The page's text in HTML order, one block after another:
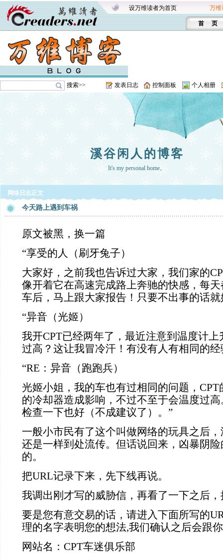
设万维读者为首页 万维
首 页
搜索>> 发表日志 控制面板 个人相册
溪谷闲人的博客
It's my personal home。
网络日志正文
今天路上遇到车祸
原文被黑，换一篇
“享受的人（刷牙兔子）
大家好，之前我也告诉过大家，我们家的
像开着它在高速完成路上奔驰的快感，每
车后，马上跟大家报告！只要不出事的话
“异音（光姬）
我开CPT已经两年了，最近注意到温度计
过高？这让我冒冷汗！有没有人有相同的经
“RE：异音（跑跑兵）
光姬小姐，我的车也有过相同的问题，
的冷却器造成影响，不过不至于会温度过
检查一下也好（不成建议了）。”
一般小市民有了这个叫做网络的玩具之后
还是一样到处流传。但话说回来，凶暴阴
的。
把URL记录下来，先下线再说。
我调出刚才写的威胁信，再看了一下之后
要是您有意交易的话，请进入下面所写的
理的名字表明您的想法,我们确认之后会跟
网站名：CPT车迷俱乐部